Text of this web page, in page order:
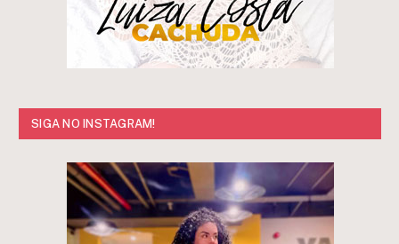
SIGA NO INSTAGRAM!